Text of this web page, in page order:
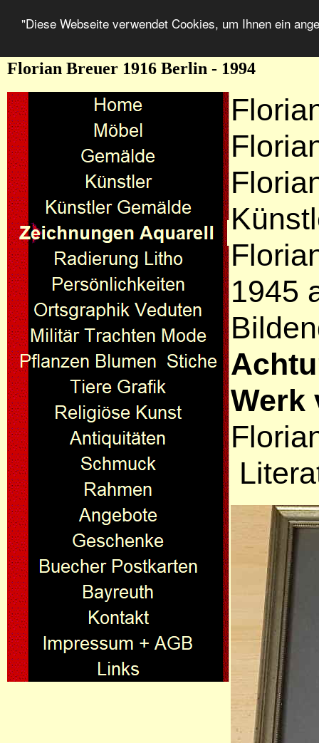
"Diese Webseite verwendet Cookies, um Ihnen ein
Florian Breuer 1916 Berlin - 1994
1945
Werk